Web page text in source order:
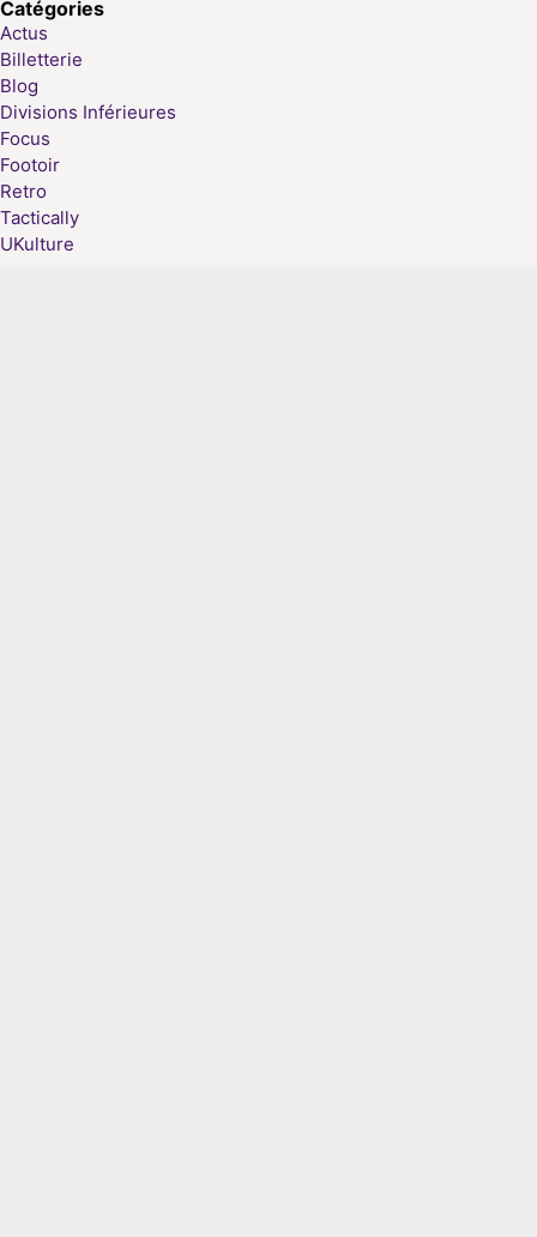
Catégories
Actus
Billetterie
Blog
Divisions Inférieures
Focus
Footoir
Retro
Tactically
UKulture